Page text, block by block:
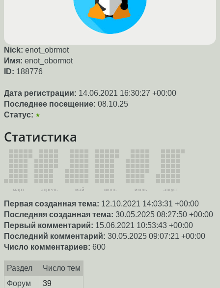
Nick: enot_obrmot
Имя: enot_obormot
ID: 188776
Дата регистрации: 14.06.2021 16:30:27 +00:00
Последнее посещение: 08.10.25
Статус: ★
Статистика
март апрель май июнь июль август
Первая созданная тема: 12.10.2021 14:03:31 +00:00
Последняя созданная тема: 30.05.2025 08:27:50 +00:00
Первый комментарий: 15.06.2021 10:53:43 +00:00
Последний комментарий: 30.05.2025 09:07:21 +00:00
Число комментариев: 600
Раздел
Число тем
Форум
39